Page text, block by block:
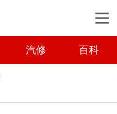
汽修 百科